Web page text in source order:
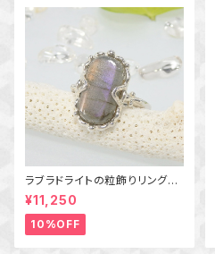
ラブラドライトの粒飾りリング
（パープル＆オレンジ） 16号
¥11,250
10%OFF